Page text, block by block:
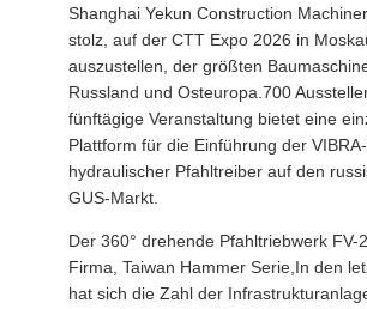
Shanghai Yekun Construction
stolz, auf der CTT Expo 2026 in
auszustellen, der größten
Russland und Osteuropa.700
fünftägige Veranstaltung bietet eine
Plattform für die Einführung der
hydraulischer Pfahltreiber auf den
GUS-Markt.
Der 360° drehende Pfahltriebwerk FV-
Firma, Taiwan Hammer Serie,In den
hat sich die Zahl der